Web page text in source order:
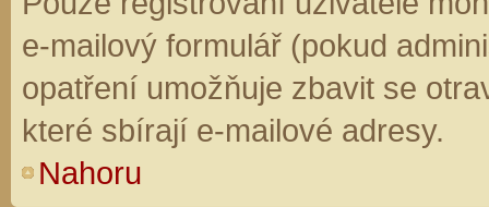
e-mailový formulář (pokud
opatření umožňuje zbavit se
které sbírají e-mailové adresy.
Nahoru